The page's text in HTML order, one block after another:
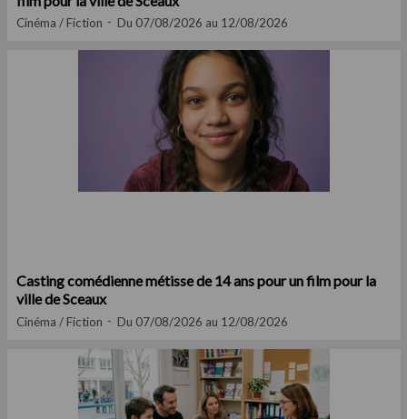
Cinéma / Fiction Du 07/08/2026 au 12/08/2026
Casting comédienne métisse de 14 ans pour un film pour la
ville de Sceaux
Cinéma / Fiction Du 07/08/2026 au 12/08/2026